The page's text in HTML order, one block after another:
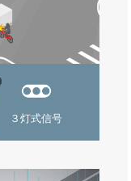
３灯式信号